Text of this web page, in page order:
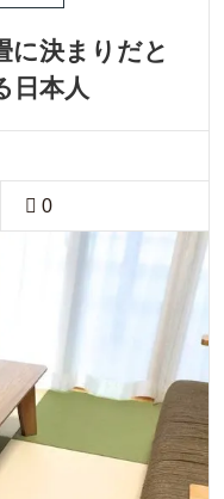
に決まりだと
日本人
0